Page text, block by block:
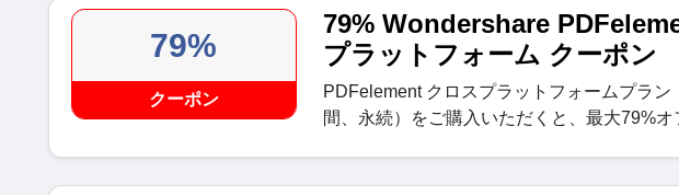
79%
クーポン
79% Wondershare
プラットフォーム クーポン
PDFelement クロスプラットフォームプラン
間、永続）をご購入いただくと、最大79%オ